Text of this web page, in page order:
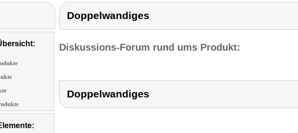
Doppelwandiges
Diskussions-Forum rund ums Produkt:
Doppelwandiges